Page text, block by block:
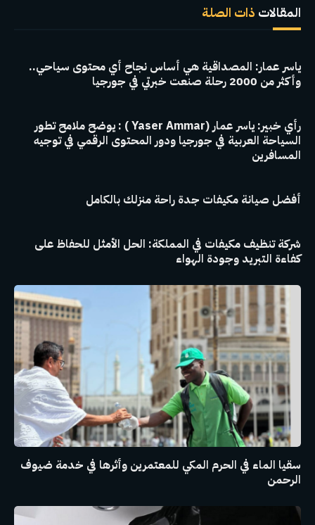
المقالات ذات الصلة
ياسر عمار: المصداقية هي أساس نجاح أي محتوى سياحي..
وأكثر من 2000 رحلة صنعت خبرتي في جورجيا
رأي خبير: ياسر عمار (Yaser Ammar ) : يوضح ملامح تطور
السياحة العربية في جورجيا ودور المحتوى الرقمي في توجيه
المسافرين
أفضل صيانة مكيفات جدة راحة منزلك بالكامل
شركة تنظيف مكيفات في المملكة: الحل الأمثل للحفاظ على
كفاءة التبريد وجودة الهواء
سقيا الماء في الحرم المكي للمعتمرين وأثرها في خدمة ضيوف
الرحمن